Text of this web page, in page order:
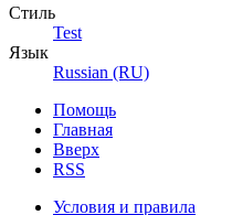
Стиль
Test
Язык
Russian (RU)
Помощь
Главная
Вверх
RSS
Условия и правила